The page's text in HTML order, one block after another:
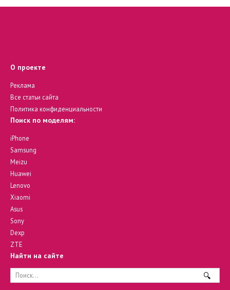
О проекте
Реклама
Все статьи сайта
Политика конфиденциальности
Поиск по моделям:
iPhone
Samsung
Meizu
Huawei
Lenovo
Xiaomi
Asus
Sony
Dexp
ZTE
Найти на сайте
Search
for: